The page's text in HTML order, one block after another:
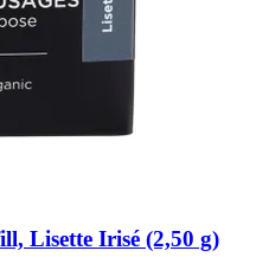
Lisette Irisé (2,50 g)